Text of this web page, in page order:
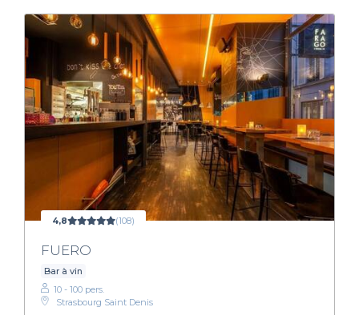
4,8 (108)
FUERO
Bar à vin
10 - 100 pers.
Strasbourg Saint Denis